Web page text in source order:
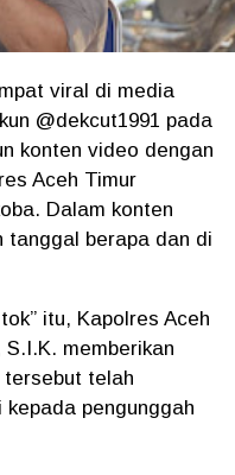
viral di media
@dekcut1991 pada
konten video dengan
Aceh Timur
Dalam konten
tanggal berapa dan di
itu, Kapolres Aceh
S.I.K. memberikan
tersebut telah
pengunggah